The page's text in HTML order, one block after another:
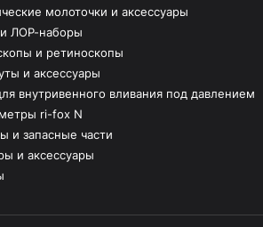
молоточки и аксессуары
ЛОР-наборы
и ретиноскопы
и аксессуары
внутривенного вливания под давлением
ri-fox N
и запасные части
и аксессуары